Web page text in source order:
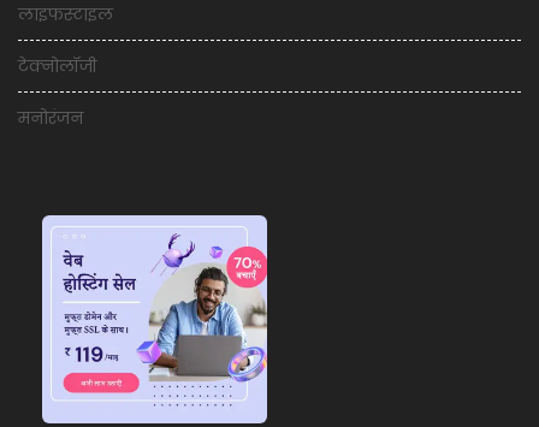
लाइफस्टाइल
टेक्नोलॉजी
मनोरंजन